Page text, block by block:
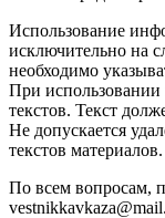
Использование
исключительно на
необходимо
При использовании
текстов. Текст
Не допускается
текстов материалов.
По всем вопросам,